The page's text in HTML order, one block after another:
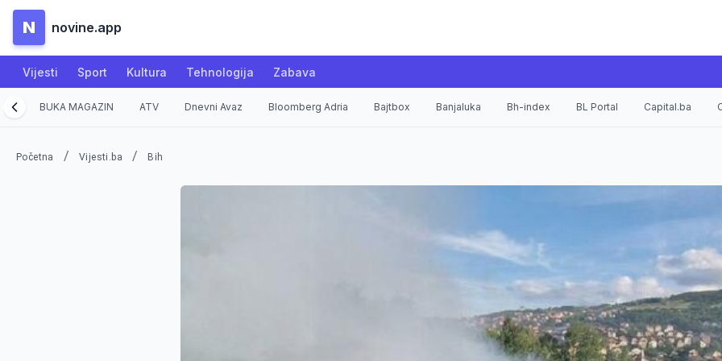
N novine.app
Vijesti Sport Kultura Tehnologija Zabava
BUKA MAGAZIN ATV Dnevni Avaz Bloomberg Adria Bajtbox Banjaluka Bh-index BL Portal Capital.ba
Početna / Vijesti.ba / Bih